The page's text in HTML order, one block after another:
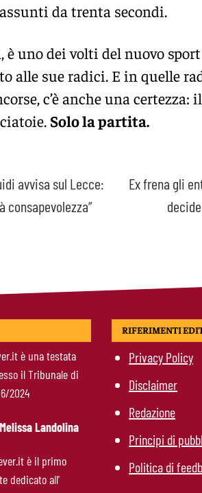
da trenta secondi.
è uno dei volti del nuovo
alle sue radici. E in quelle
c’è anche una
Solo la partita.
avvisa sul Lecce:
consapevolezza”
Ex frena gli
è una testata
il Tribunale di
2024
Landolina
è il primo
dedicato all’
RIFERIMENTI
Privacy Policy
Disclaimer
Redazione
Principi di
Politica di